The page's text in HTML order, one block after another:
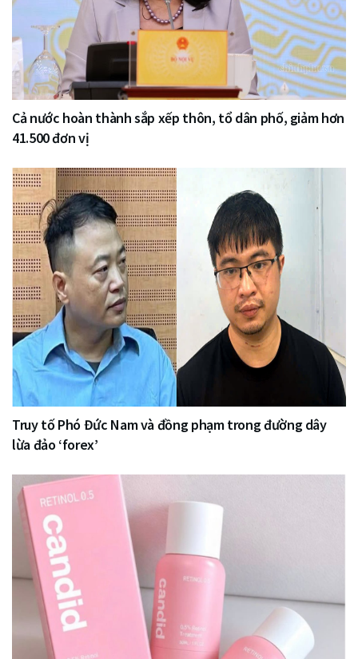
Cả nước hoàn thành sắp xếp thôn, tổ dân phố, giảm hơn
41.500 đơn vị
Truy tố Phó Đức Nam và đồng phạm trong đường dây
lừa đảo ‘forex’